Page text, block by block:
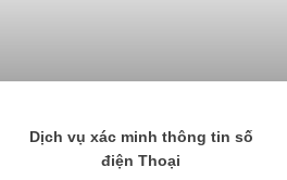
Dịch vụ xác minh thông tin số
điện Thoại